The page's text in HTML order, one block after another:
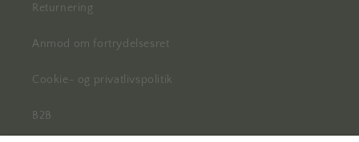
Returnering
Anmod om fortrydelsesret
Cookie- og privatlivspolitik
B2B